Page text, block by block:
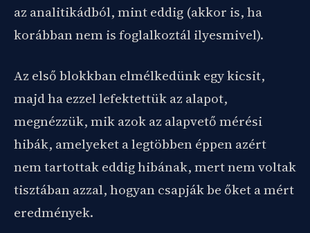
az analitikádból, mint eddig (akkor is, ha
korábban nem is foglalkoztál ilyesmivel).
Az első blokkban elmélkedünk egy kicsit,
majd ha ezzel lefektettük az alapot,
megnézzük, mik azok az alapvető mérési
hibák, amelyeket a legtöbben éppen azért
nem tartottak eddig hibának, mert nem voltak
tisztában azzal, hogyan csapják be őket a mért
eredmények.